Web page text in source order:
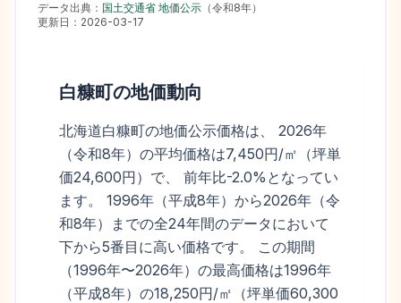
データ出典： 国土交通省 地価公示 （令和8年）
更新日： 2026-03-17
白糠町の地価動向
北海道白糠町の地価公示価格は、 2026年
（令和8年）の平均価格は7,450円/㎡（坪単
価24,600円）で、 前年比-2.0%となってい
ます。 1996年（平成8年）から2026年（令
和8年）までの全24年間のデータにおいて
下から5番目に高い価格です。 この期間
（1996年〜2026年）の最高価格は1996年
（平成8年）の18,250円/㎡（坪単価60,300